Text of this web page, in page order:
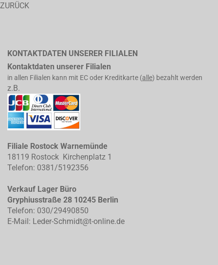
ZURÜCK
KONTAKTDATEN UNSERER FILIALEN
Kontaktdaten unserer Filialen
in allen Filialen kann mit EC oder Kreditkarte (alle) bezahlt werden
z.B.
Filiale Rostock Warnemünde
18119 Rostock Kirchenplatz 1
Telefon: 0381/5192356
Verkauf Lager Büro
Gryphiusstraße 28 10245 Berlin
Telefon: 030/29490850
E-Mail: Leder-Schmidt@t-online.de